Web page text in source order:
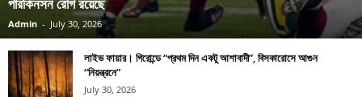
পারকিনসন রোগ রয়েছে
Admin - July 30, 2026
লাইভ ফায়ার। গিরোন্ডে “প্রথম দিন একটু আশাবাদী”, বিসকারোসে আগুন
“নিয়ন্ত্রনে”
July 30, 2026